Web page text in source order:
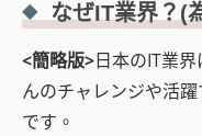
なぜIT業界？ (
<簡略版>日本のIT業
んのチャレンジや活
です。